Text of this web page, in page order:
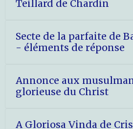
Teillard de Chardin
Secte de la parfaite de
- éléments de réponse
Annonce aux
glorieuse du Christ
A Gloriosa Vinda de